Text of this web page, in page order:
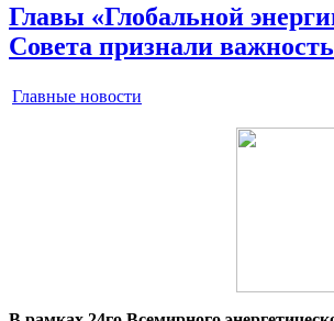
Главы «Глобальной
Совета признали
Главные новости